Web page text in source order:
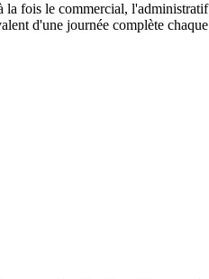
fois le commercial,
d'une journée complète